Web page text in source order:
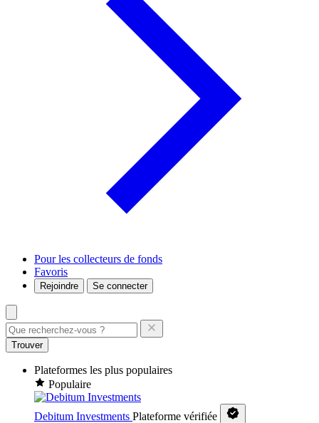
Pour les collecteurs de fonds
Favoris
Rejoindre Se connecter
Trouver
Plateformes les plus populaires
Populaire
Debitum Investments Plateforme vérifiée